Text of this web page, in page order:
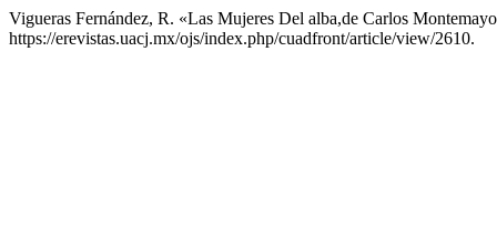
Vigueras Fernández, R. «Las Mujeres Del alba,de Carlos
https://erevistas.uacj.mx/ojs/index.php/cuadfront/article/view/2610.